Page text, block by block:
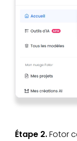
Étape 2.Fotor